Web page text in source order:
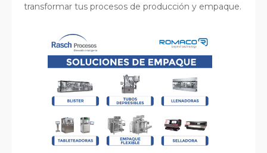
transformar tus procesos de producción y empaque.